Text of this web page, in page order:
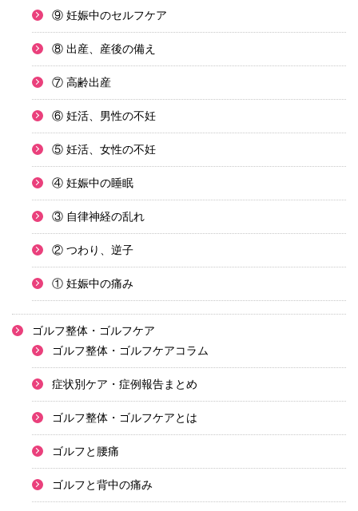
⑨ 妊娠中のセルフケア
⑧ 出産、産後の備え
⑦ 高齢出産
⑥ 妊活、男性の不妊
⑤ 妊活、女性の不妊
④ 妊娠中の睡眠
③ 自律神経の乱れ
② つわり、逆子
① 妊娠中の痛み
ゴルフ整体・ゴルフケア
ゴルフ整体・ゴルフケアコラム
症状別ケア・症例報告まとめ
ゴルフ整体・ゴルフケアとは
ゴルフと腰痛
ゴルフと背中の痛み